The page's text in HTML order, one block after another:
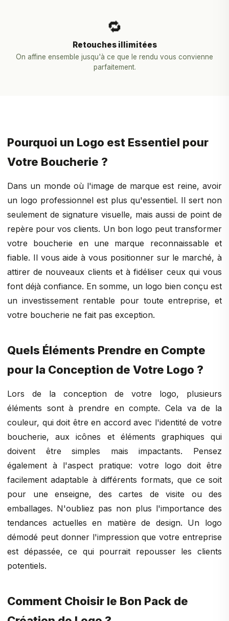
🔁
Retouches illimitées
On affine ensemble jusqu'à ce que le rendu vous convienne
parfaitement.
Pourquoi un Logo est Essentiel pour
Votre Boucherie ?
Dans un monde où l'image de marque est reine, avoir
un logo professionnel est plus qu'essentiel. Il sert non
seulement de signature visuelle, mais aussi de point de
repère pour vos clients. Un bon logo peut transformer
votre boucherie en une marque reconnaissable et
fiable. Il vous aide à vous positionner sur le marché, à
attirer de nouveaux clients et à fidéliser ceux qui vous
font déjà confiance. En somme, un logo bien conçu est
un investissement rentable pour toute entreprise, et
votre boucherie ne fait pas exception.
Quels Éléments Prendre en Compte
pour la Conception de Votre Logo ?
Lors de la conception de votre logo, plusieurs
éléments sont à prendre en compte. Cela va de la
couleur, qui doit être en accord avec l'identité de votre
boucherie, aux icônes et éléments graphiques qui
doivent être simples mais impactants. Pensez
également à l'aspect pratique: votre logo doit être
facilement adaptable à différents formats, que ce soit
pour une enseigne, des cartes de visite ou des
emballages. N'oubliez pas non plus l'importance des
tendances actuelles en matière de design. Un logo
démodé peut donner l'impression que votre entreprise
est dépassée, ce qui pourrait repousser les clients
potentiels.
Comment Choisir le Bon Pack de